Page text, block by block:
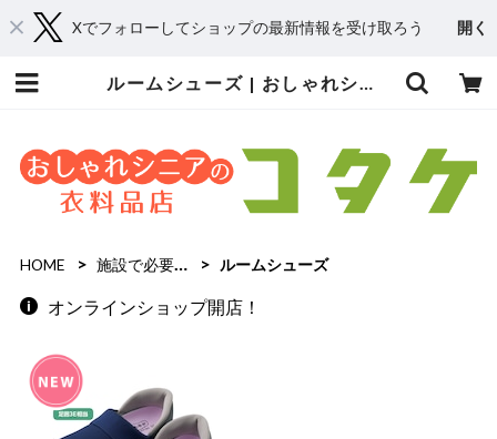
Xでフォローしてショップの最新情報を受け取ろう 開く
ルームシューズ | おしゃれシニアの衣料品店 コタケ
HOME 施設で必要なお洋服 ルームシューズ
オンラインショップ開店！